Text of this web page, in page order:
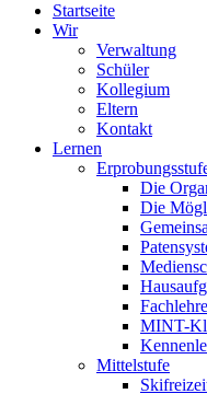
Startseite
Wir
Verwaltung
Schüler
Kollegium
Eltern
Kontakt
Lernen
Die
Die
MINT-
Mittelstufe